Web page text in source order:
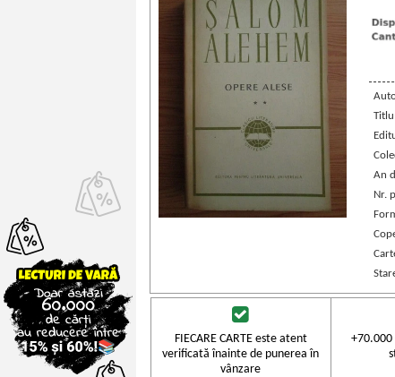
An
Nr.
FIECARE CARTE este atent
verificată înainte de punerea în
vânzare
+70.000